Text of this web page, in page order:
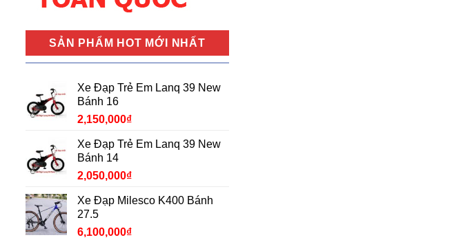
SẢN PHẨM HOT MỚI NHẤT
Xe Đạp Trẻ Em Lanq 39 New
Bánh 16
2,150,000₫
Xe Đạp Trẻ Em Lanq 39 New
Bánh 14
2,050,000₫
Xe Đạp Milesco K400 Bánh
27.5
6,100,000₫